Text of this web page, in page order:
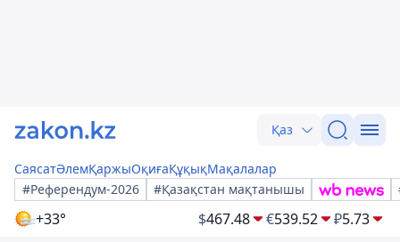
Қаз
СаясатӘлемҚаржыОқиғаҚұқықМақалалар
#Референдум-2026
#Қазақстан мақтанышы
+33° $467.48 €539.52 ₽5.73